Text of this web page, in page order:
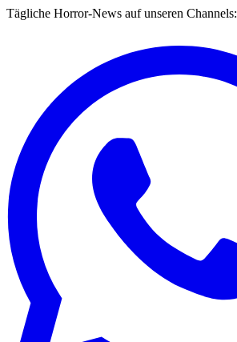
Tägliche Horror-News auf unseren Channels: